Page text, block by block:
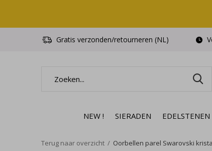
NEW ! SIERADEN EDELSTENEN
Gratis verzonden/retourneren (NL)
Terug naar overzicht Oorbellen parel Swarovski